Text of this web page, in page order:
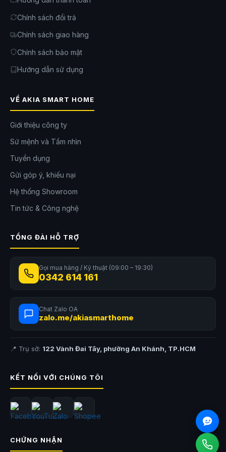
Chính sách đổi trả
Chính sách giao hàng
Chính sách bảo mật
Hướng dẫn sử dụng
VỀ AKIA SMART HOME
Giới thiệu công ty
Sứ mệnh và Tầm nhìn
Tuyển dụng
Gửi góp ý, khiếu nại
Hệ thống Showroom
Tin tức & Công nghệ
TỔNG ĐÀI HỖ TRỢ
Gọi mua hàng / Kỹ thuật (09:00 – 19:30)
0342 614 161
Chat Zalo OA
zalo.me/akiasmarthome
📍 Trụ sở: 122 Vành Đai Tây, phường An Khánh, TP.HCM
KẾT NỐI VỚI CHÚNG TÔI
CHỨNG NHẬN